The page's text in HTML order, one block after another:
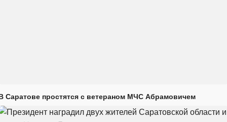
Саратове простятся с ветераном МЧС Абрамовичем